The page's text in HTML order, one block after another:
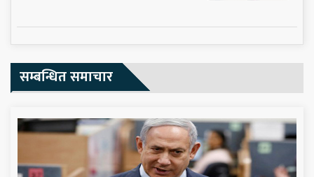
सम्बन्धित समाचार